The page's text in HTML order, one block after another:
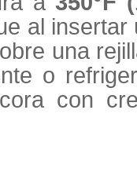
al
una
o
con